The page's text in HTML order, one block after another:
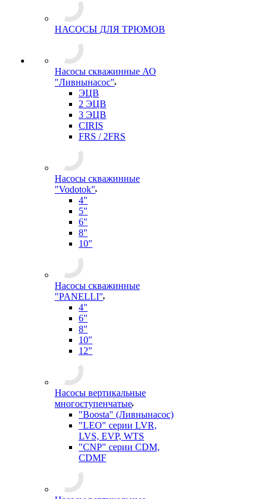
НАСОСЫ ДЛЯ ТРЮМОВ
Насосы скважинные АО
"Ливнынасос"
ЭЦВ
2 ЭЦВ
3 ЭЦВ
CIRIS
FRS / 2FRS
Насосы скважинные
"Vodotok"
4"
5"
6"
8"
10"
Насосы скважинные
"PANELLI"
4"
6"
8"
10"
12"
Насосы вертикальные
многоступенчатые
"Boosta" (Ливнынасос)
"LEO" серии LVR,
LVS, EVP, WTS
"CNP" серии CDM,
CDMF